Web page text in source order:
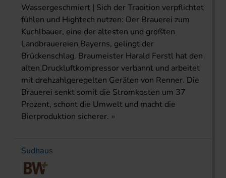
Wassergeschmiert | Sich der Tradition verpflichtet
fühlen und Hightech nutzen: Der Brauerei zum
Kuchlbauer, eine der ältesten und größten
Landbrauereien Bayerns, gelingt der
Brückenschlag. Braumeister Harald Ferstl hat den
alten Druckluftkompressor verbannt und arbeitet
mit drehzahlgeregelten Geräten von Renner. Die
Brauerei senkt somit die Stromkosten um 37
Prozent, schont die Umwelt und macht die
Bierproduktion sicherer.
Sudhaus